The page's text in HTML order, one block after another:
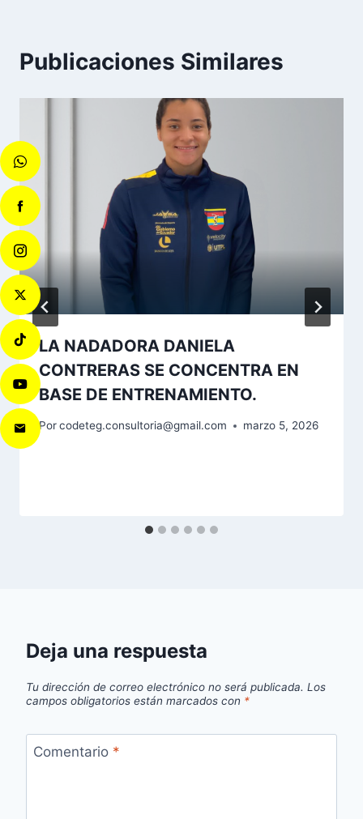
Publicaciones Similares
LA NADADORA DANIELA
CONTRERAS SE CONCENTRA EN
BASE DE ENTRENAMIENTO.
Porcodeteg.consultoria@gmail.com marzo 5, 2026
Deja una respuesta
Tu dirección de correo electrónico no será publicada. Los
campos obligatorios están marcados con *
Comentario *